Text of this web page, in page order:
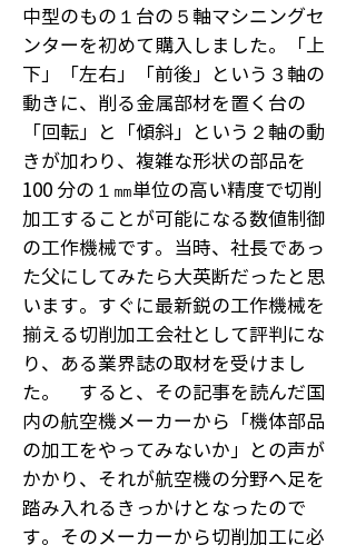
中型のもの１台の５軸マシニングセ
ンターを初めて購入しました。「上
下」「左右」「前後」という３軸の
動きに、削る金属部材を置く台の
「回転」と「傾斜」という２軸の動
きが加わり、複雑な形状の部品を
100 分の１㎜単位の高い精度で切削
加工することが可能になる数値制御
の工作機械です。当時、社長であっ
た父にしてみたら大英断だったと思
います。すぐに最新鋭の工作機械を
揃える切削加工会社として評判にな
り、ある業界誌の取材を受けまし
た。 すると、その記事を読んだ国
内の航空機メーカーから「機体部品
の加工をやってみないか」との声が
かかり、それが航空機の分野へ足を
踏み入れるきっかけとなったので
す。そのメーカーから切削加工に必